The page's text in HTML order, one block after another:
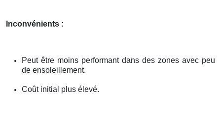
Inconvénients :
Peut être moins performant dans des zones avec peu
de ensoleillement.
Coût initial plus élevé.